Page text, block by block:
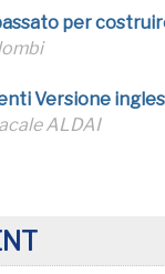
per
Versione
ALDAI